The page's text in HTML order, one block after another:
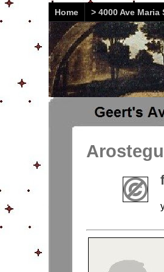
Home > 4000 Ave Maria